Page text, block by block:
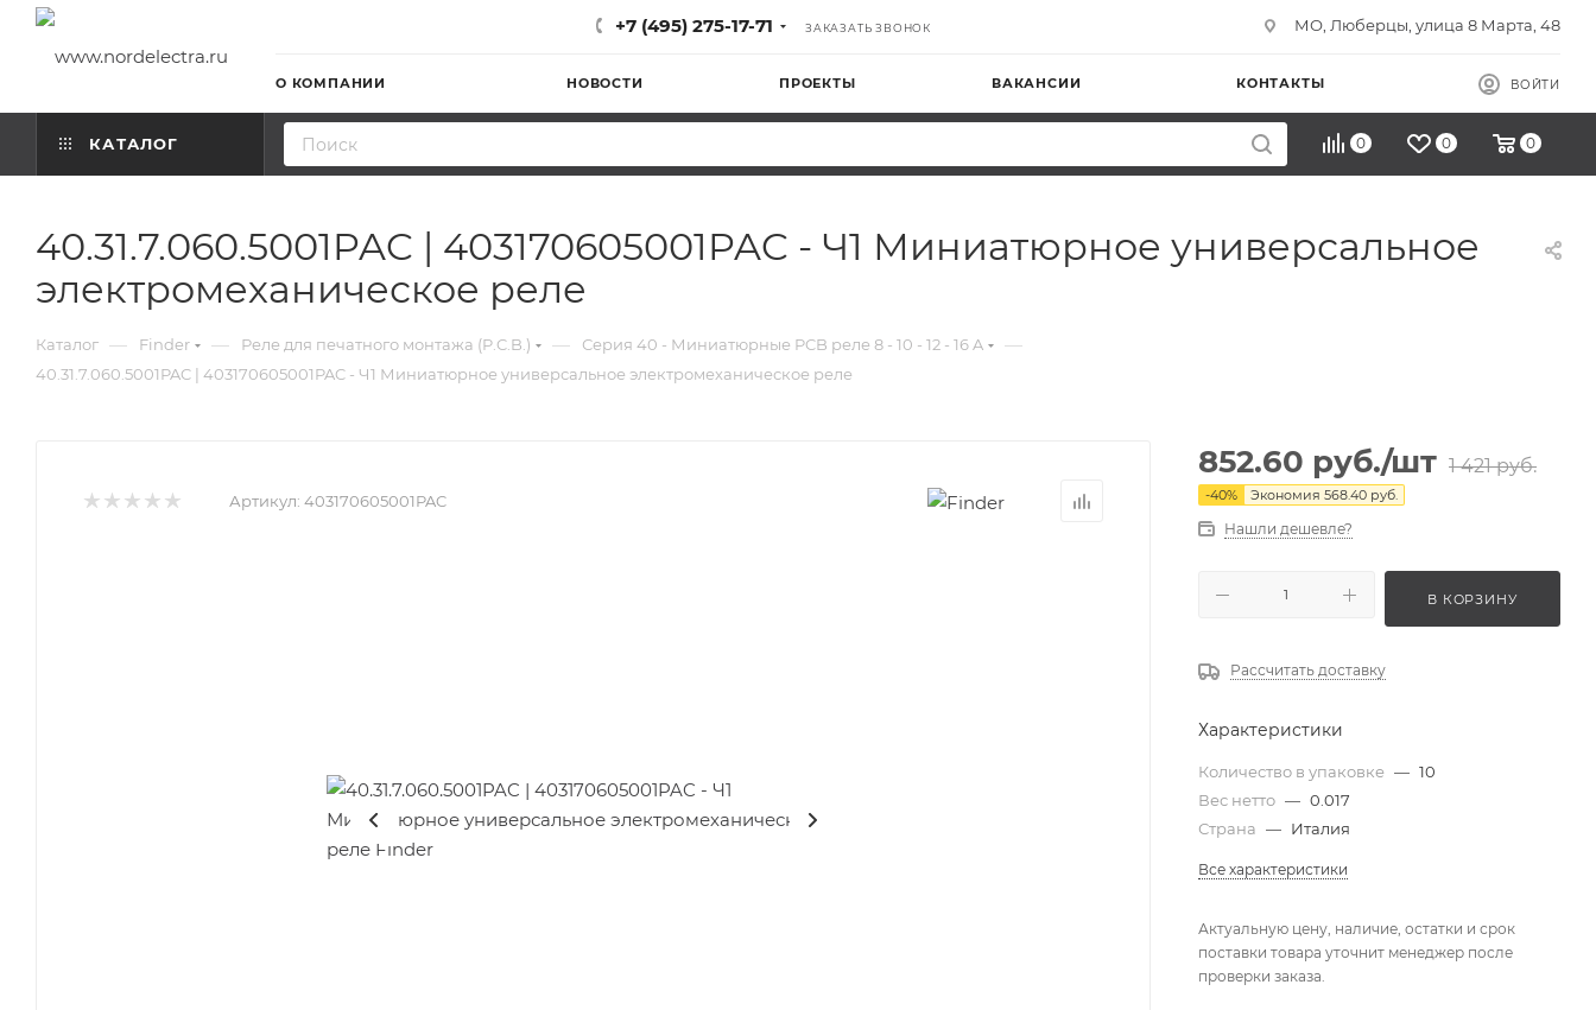
+7 (495) 275-17-71 ЗАКАЗАТЬ ЗВОНОК МО, Люберцы, улица 8 Марта, 48
О КОМПАНИИ НОВОСТИ ПРОЕКТЫ ВАКАНСИИ КОНТАКТЫ ВОЙТИ
КАТАЛОГ 0 0 0
40.31.7.060.5001PAC | 403170605001PAC - Ч1 Миниатюрное универсальное
электромеханическое реле
Каталог — Finder — Реле для печатного монтажа (P.C.B.) — Серия 40 - Миниатюрные PCB реле 8 - 10 - 12 - 16 A —
40.31.7.060.5001PAC | 403170605001PAC - Ч1 Миниатюрное универсальное электромеханическое реле
Артикул: 403170605001PAC
852.60 руб./шт 1 421руб.
-40% Экономия 568.40 руб.
Нашли дешевле?
В КОРЗИНУ
Рассчитать доставку
Характеристики
Количество в упаковке — 10
Вес нетто — 0.017
Страна — Италия
Все характеристики
Актуальную цену, наличие, остатки и срок
поставки товара уточнит менеджер после
проверки заказа.